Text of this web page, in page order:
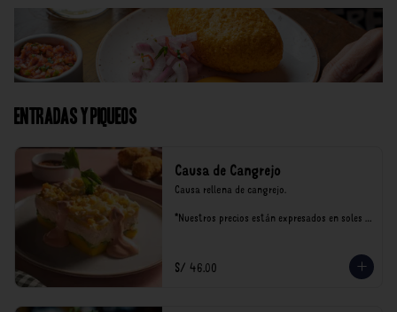
Entradas y Piqueos
Causa de Cangrejo
Causa rellena de cangrejo.
*Nuestros precios están expresados en soles e
S/ 46.00